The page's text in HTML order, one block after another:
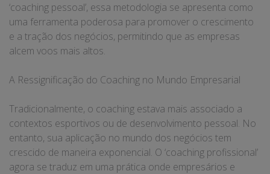
‘coaching pessoal’, essa metodologia se apresenta como
uma ferramenta poderosa para promover o crescimento
e a tração dos negócios, permitindo que as empresas
alcem voos mais altos.
A Ressignificação do Coaching no Mundo Empresarial
Tradicionalmente, o coaching estava mais associado a
contextos esportivos ou de desenvolvimento pessoal. No
entanto, sua aplicação no mundo dos negócios tem
crescido de maneira exponencial. O ‘coaching profissional’
agora se traduz em uma prática onde empresários e